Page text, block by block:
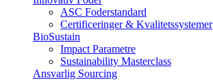
ASC Foderstandard
Certificeringer & Kvalitetssystemer
BioSustain
Impact Parametre
Sustainability Masterclass
Ansvarlig Sourcing